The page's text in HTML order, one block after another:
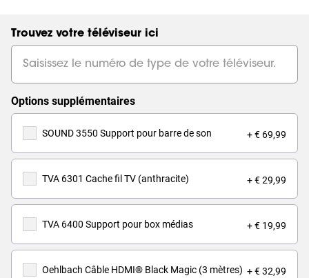
Trouvez votre téléviseur ici
Options supplémentaires
SOUND 3550 Support pour barre de son + € 69,99
TVA 6301 Cache fil TV (anthracite) + € 29,99
TVA 6400 Support pour box médias + € 19,99
Oehlbach Câble HDMI® Black Magic (3 mètres) + € 32,99